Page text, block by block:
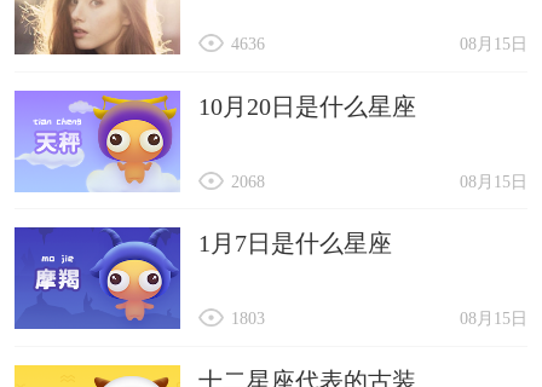
08月15日
4636
10月20日是什么星座
08月15日
2068
1月7日是什么星座
08月15日
1803
十二星座代表的古装